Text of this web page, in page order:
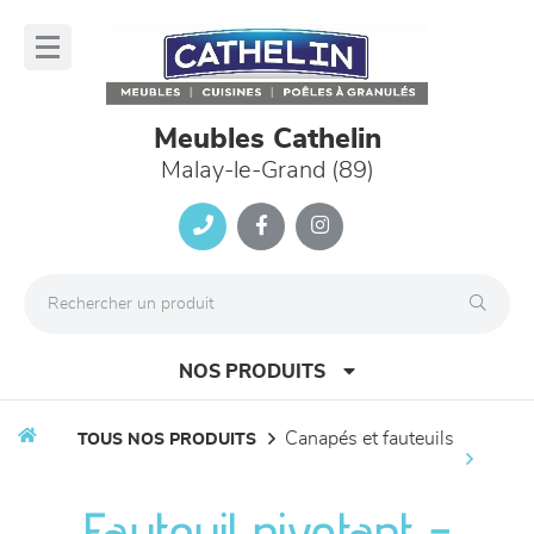
Meubles Cathelin
Malay-le-Grand (89)
NOS PRODUITS
TOUS NOS PRODUITS canapés et fauteuils